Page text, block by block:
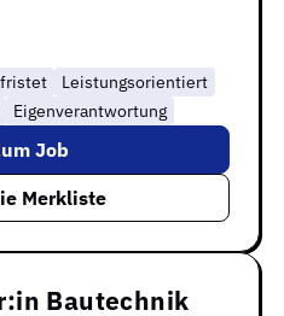
Leistungsorientiert
Eigenverantwortung
Merkliste
Job
Bautechnik